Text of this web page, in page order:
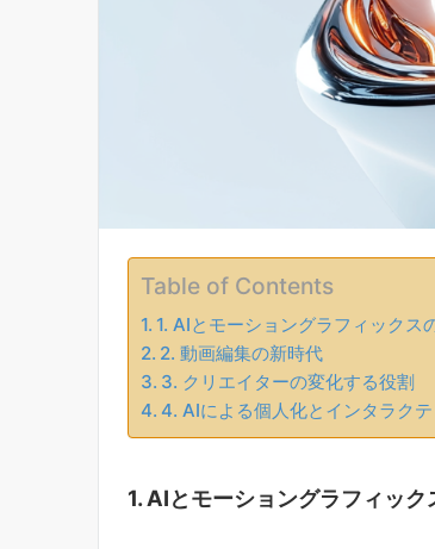
Table of Contents
1. AIとモーショングラフィックス
2. 動画編集の新時代
3. クリエイターの変化する役割
4. AIによる個人化とインタラク
1. AIとモーショングラフィック